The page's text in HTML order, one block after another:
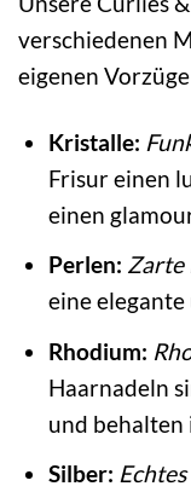
verschiedenen
eigenen
Kristalle:
Frisur einen
einen
Perlen: Zarte
eine
Rhodium:
Haarnadeln
und behalten
Silber: